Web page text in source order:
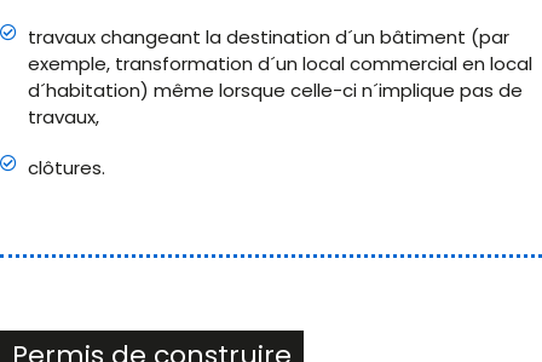
travaux changeant la destination d´un bâtiment (par
exemple, transformation d´un local commercial en local
d´habitation) même lorsque celle-ci n´implique pas de
travaux,
clôtures.